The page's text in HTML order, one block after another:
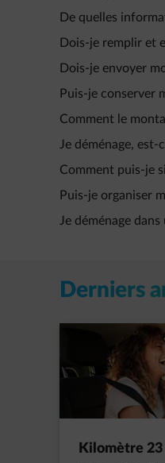
De quelles
Dois-je remplir et
Dois-je envoyer
Puis-je conserver
Comment le
Je déménage,
Comment puis-je
Puis-je organiser
Je déménage
Derniers
Kilomètre 23